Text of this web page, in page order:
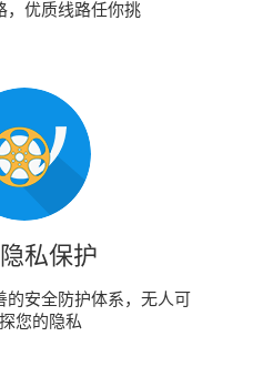
，优质线路任你挑
私保护
的安全防护体系，无人可
您的隐私